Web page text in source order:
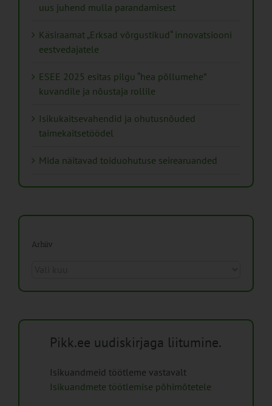
uus juhend mulla parandamisest
Käsiraamat „Erksad võrgustikud“ innovatsiooni
eestvedajatele
ESEE 2025 esitas pilgu “hea põllumehe”
kuvandile ja nõustaja rollile
Isikukaitsevahendid ja ohutusnõuded
taimekaitsetöödel
Mida näitavad toiduohutuse seirearuanded
Arhiiv
Pikk.ee uudiskirjaga liitumine.
Isikuandmeid töötleme vastavalt
Isikuandmete töötlemise põhimõtetele